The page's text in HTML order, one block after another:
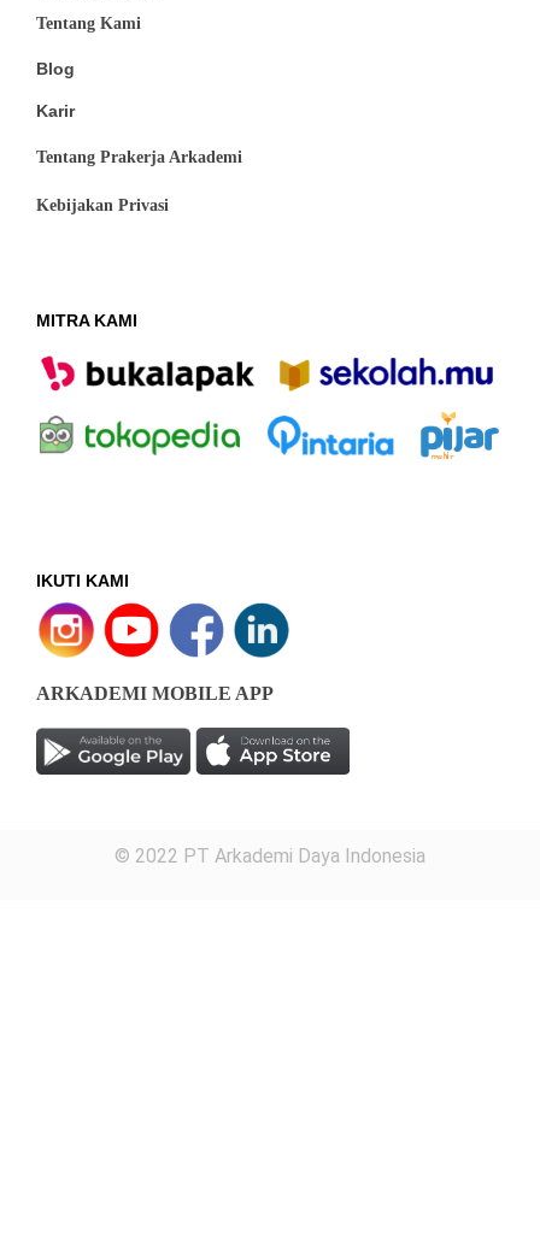
Tentang Kami
Blog
Karir
Tentang Prakerja Arkademi
Kebijakan Privasi
MITRA KAMI
IKUTI KAMI
ARKADEMI MOBILE APP
© 2022 PT Arkademi Daya Indonesia